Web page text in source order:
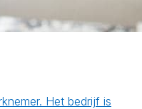
Het bedrijf is